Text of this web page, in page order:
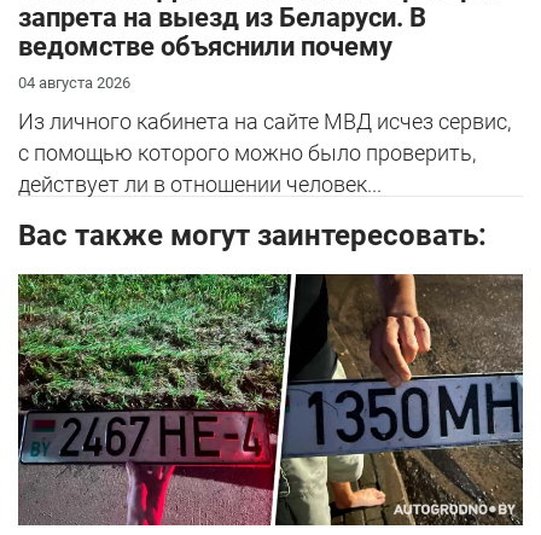
запрета на выезд из Беларуси. В
ведомстве объяснили почему
04 августа 2026
Из личного кабинета на сайте МВД исчез сервис,
с помощью которого можно было проверить,
действует ли в отношении человек...
Вас также могут заинтересовать: